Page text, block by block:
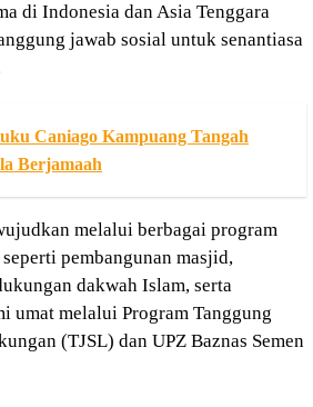
di Indonesia dan Asia Tenggara
jawab sosial untuk senantiasa
Caniago Kampuang Tangah
Berjamaah
melalui berbagai program
pembangunan masjid,
dakwah Islam, serta
umat melalui Program Tanggung
(TJSL) dan UPZ Baznas Semen